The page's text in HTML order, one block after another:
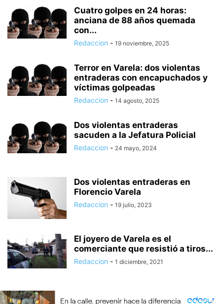
Cuatro golpes en 24 horas:
anciana de 88 años quemada
con...
Redaccion - 19 noviembre, 2025
Terror en Varela: dos violentas
entraderas con encapuchados y
víctimas golpeadas
Redaccion - 14 agosto, 2025
Dos violentas entraderas
sacuden a la Jefatura Policial
Redaccion - 24 mayo, 2024
Dos violentas entraderas en
Florencio Varela
Redaccion - 19 julio, 2023
El joyero de Varela es el
comerciante que resistió a tiros...
Redaccion - 1 diciembre, 2021